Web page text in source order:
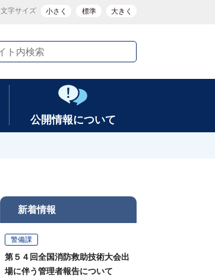
文字サイズ 小さく 標準 大きく
公開情報について
新着情報
警備課
第５４回全国消防救助技術大会出
場に伴う管理者報告について